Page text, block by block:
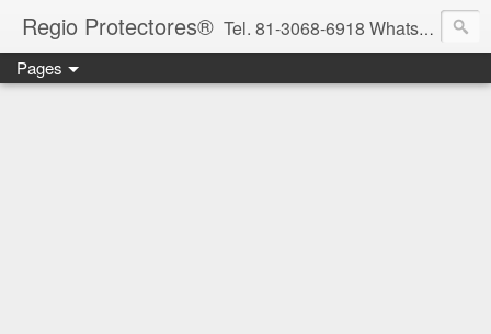
Regio Protectores® Tel. 81-3068-6918 WhatsApp 81-2636-2823 / 33-1145-3780 cotizacionregioprotectores@gmail.com / regioprotectores@gmail.com https://www.facebook.com/RegioProtectores/
Pages